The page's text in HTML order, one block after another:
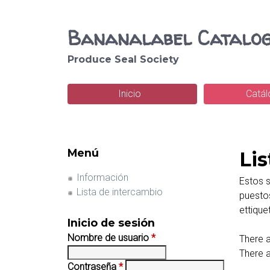
Bananalabel
Produce Seal Society
a
r
M
n
p
r
i
n
Inicio
Estos
There
There
Menú
Información
Lista de intercambio
Inicio de sesión
Nombre de usuario *
Contraseña *